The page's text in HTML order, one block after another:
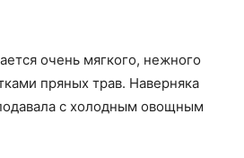
очень мягкого, нежного
пряных трав. Наверняка
с холодным овощным